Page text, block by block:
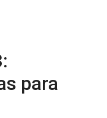
para